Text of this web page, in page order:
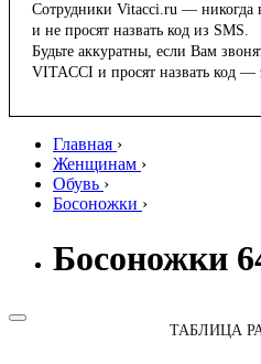
Сотрудники Vitacci.ru — никогда
и не просят назвать код из SMS.
Будьте аккуратны, если Вам
VITACCI и просят назвать код
Главная ›
Женщинам ›
Обувь ›
Босоножки ›
Босоножки
ТАБЛИЦА